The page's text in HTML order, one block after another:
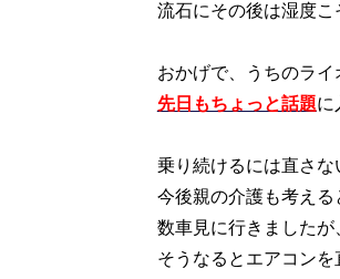
流石にその後は湿度こ
おかげで、うちのライ
先日もちょっと話題に
乗り続けるには直さな
今後親の介護も考える
数車見に行きましたが
そうなるとエアコンを